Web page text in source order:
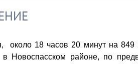
около 18 часов 20 минут на 849
Новоспасском районе, по